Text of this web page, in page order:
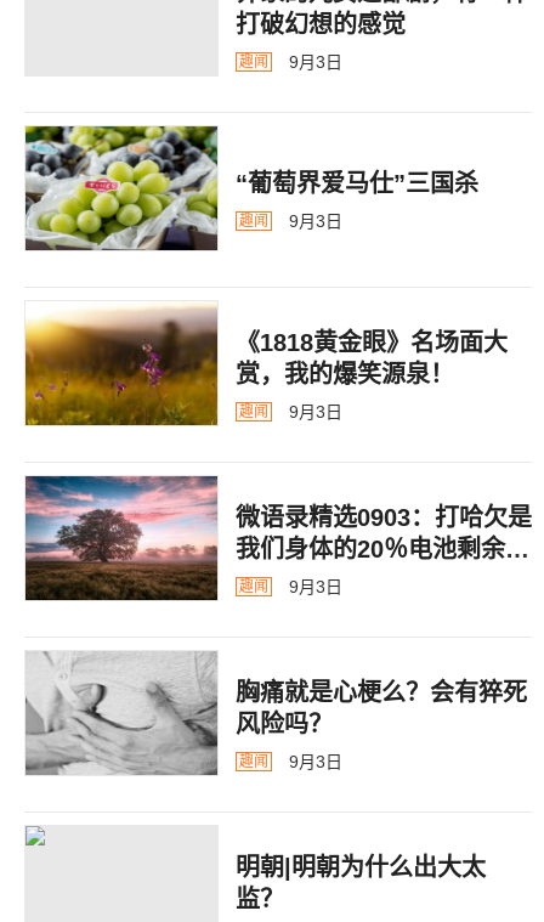
打破幻想的感觉
趣闻 9月3日
“葡萄界爱马仕”三国杀
趣闻 9月3日
《1818黄金眼》名场面大
赏，我的爆笑源泉！
趣闻 9月3日
微语录精选0903：打哈欠是
我们身体的20％电池剩余警
告
趣闻 9月3日
胸痛就是心梗么？会有猝死
风险吗？
趣闻 9月3日
明朝|明朝为什么出大太
监？ ​​​